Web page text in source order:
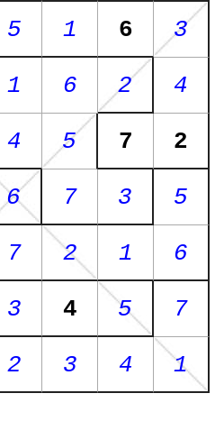
5 1 6 3
1 6 2 4
4 5 7 2
6 7 3 5
7 2 1 6
3 4 5 7
2 3 4 1